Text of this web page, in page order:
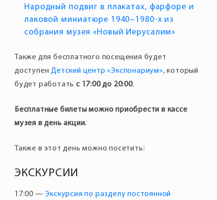
Народный подвиг в плакатах, фарфоре и
лаковой миниатюре 1940–1980-х из
собрания музея «Новый Иерусалим»
Также для бесплатного посещения будет
доступенДетский центр «Экспонариум», который
будет работатьс 17:00 до 20:00
Бесплатные билеты можно приобрести в кассе
музея в день акции.
Также в этот день можно посетить:
ЭКСКУРСИИ
17:00 —Экскурсия по разделу постоянной